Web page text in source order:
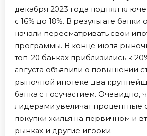
декабря 2023 года поднял
с 16% до 18%. В результате банки
начали пересматривать свои
программы. В конце июля
топ-20 банках приблизились к
августа объявили о повышении
рыночной ипотеке два
банка с госучастием. Очевидно,
лидерами увеличат процентные
покупки жилья на первичном и
рынках и другие игроки.